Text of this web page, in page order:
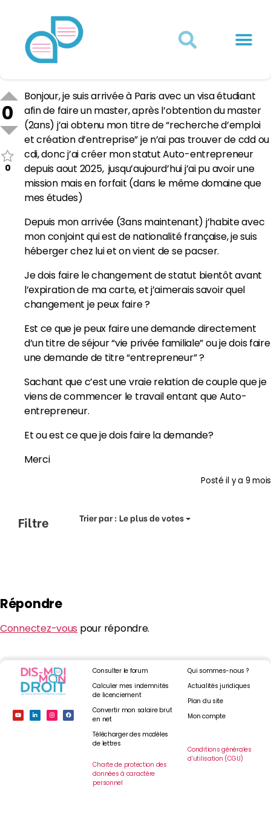
0
0
Bonjour, je suis arrivée à Paris avec un visa étudiant
afin de faire un master, après l’obtention du master
(2ans) j’ai obtenu mon titre de “recherche d’emploi
et création d’entreprise” je n’ai pas trouver de cdd ou
cdi, donc j’ai créer mon statut Auto-entrepreneur
depuis aout 2025, jusqu’aujourd’hui j’ai pu avoir une
mission mais en forfait (dans le même domaine que
mes études)
Depuis mon arrivée (3ans maintenant) j’habite avec
mon conjoint qui est de nationalité française, je suis
héberger chez lui et on vient de se pacser.
Je dois faire le changement de statut bientôt avant
l’expiration de ma carte, et j’aimerais savoir quel
changement je peux faire ?
Est ce que je peux faire une demande directement
d’un titre de séjour “vie privée familiale” ou je dois faire
une demande de titre “entrepreneur” ?
Sachant que c’est une vraie relation de couple que je
viens de commencer le travail entant que Auto-
entrepreneur.
Et ou est ce que je dois faire la demande?
Merci
Postéil y a 9 mois
Filtre Trier par :Le plus de votes
Répondre
Connectez-vous pour répondre.
Consulter le forum
Calculer mes indemnités
de licenciement
Convertir mon salaire brut
en net
Télécharger des modèles
de lettres
Charte de protection des
données à caractère
personnel
Qui sommes-nous ?
Actualités juridiques
Plan du site
Mon compte
Conditions générales
d’utilisation (CGU)